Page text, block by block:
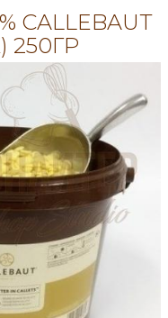
250ГР